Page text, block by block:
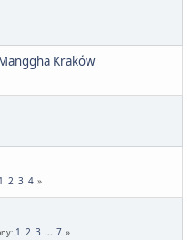
Kraków
1 2 3 4
1 2 3 ... 7